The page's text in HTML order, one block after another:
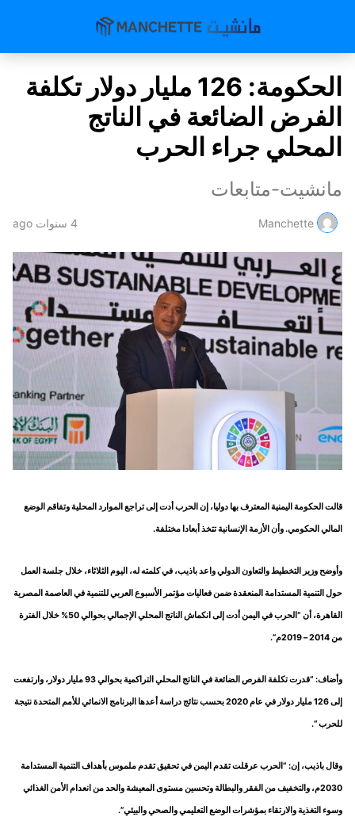
الحكومة: 126 مليار دولار تكلفة
الفرض الضائعة في الناتج
المحلي جراء الحرب
مانشيت-متابعات
Manchette 4 سنوات ago
قالت الحكومة اليمنية المعترف بها دوليا، إن الحرب أدت إلى تراجع الموارد المحلية وتفاقم الوضع
المالي الحكومي. وأن الأزمة الإنسانية تتخذ أبعادا مختلفة.
وأوضح وزير التخطيط والتعاون الدولي واعد باذيب، في كلمته له، اليوم الثلاثاء، خلال جلسة العمل
حول التنمية المستدامة المنعقدة ضمن فعاليات مؤتمر الأسبوع العربي للتنمية في العاصمة المصرية
القاهرة، أن “الحرب في اليمن أدت إلى انكماش الناتج المحلي الإجمالي بحوالي 50% خلال الفترة
من 2014 – 2019م”.
وأضاف: “قدرت تكلفة الفرص الضائعة في الناتج المحلي التراكمية بحوالي 93 مليار دولار، وارتفعت
إلى 126 مليار دولار في عام 2020 بحسب نتائج دراسة أعدها البرنامج الانمائي للأمم المتحدة نتيجة
للحرب “.
وقال باذيب، إن: “الحرب عرقلت تقدم اليمن في تحقيق تقدم ملموس بأهداف التنمية المستدامة
2030م، والتخفيف من الفقر والبطالة وتحسين مستوى المعيشة والحد من انعدام الأمن الغذائي
وسوء التغذية والارتقاء بمؤشرات الوضع التعليمي والصحي والبيئي”.